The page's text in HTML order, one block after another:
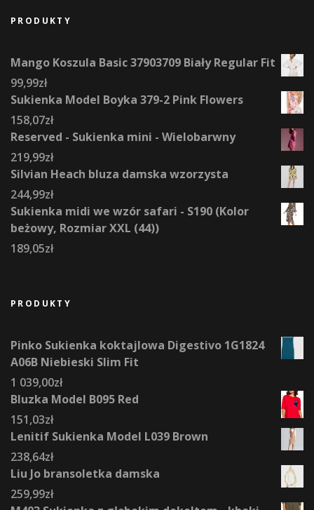
PRODUKTY
Mango Koszula Basic 37903709 Biały Regular Fit
99,99zł
Sukienka Model Boyka 379-2 Pink Flowers
158,07zł
Reserved - Sukienka mini - Wielobarwny
219,99zł
Silvian Heach bluza damska wzorzysta
244,99zł
Sukienka midi we wzór safari - S190 (Kolor
beżowy, Rozmiar XXL (44))
189,05zł
PRODUKTY
Pinko Sukienka koktajlowa Digestivo 1G1824
A06B Niebieski Slim Fit
1 039,00zł
Bluzka Model B095 Red
151,03zł
Lenitif Sukienka Model L039 Brown
238,64zł
Liu Jo bransoletka damska
259,99zł